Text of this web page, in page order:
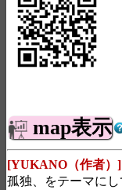
map表示
[YUKANO（作者）]
孤独、をテーマに